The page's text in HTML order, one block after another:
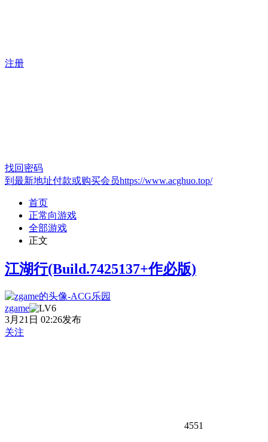
注册
找回密码
到最新地址付款或购买会员https://www.acghuo.top/
首页
正常向游戏
全部游戏
正文
江湖行(Build.7425137+作必版)
zgame
3月21日 02:26发布
关注
4551